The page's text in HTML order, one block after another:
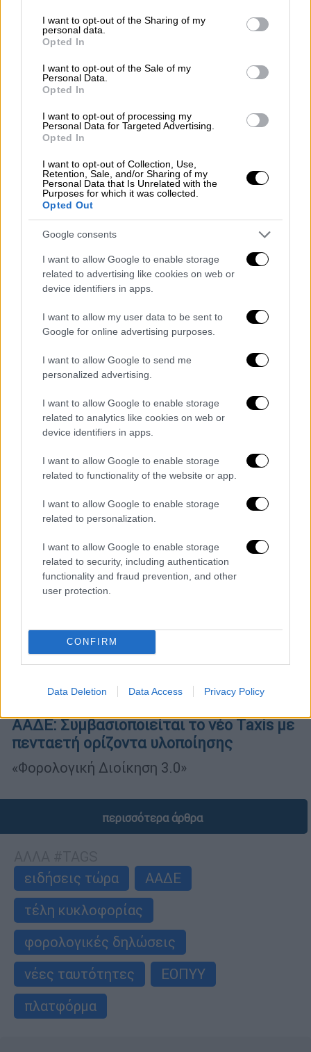
not limited to your visit or usage behaviour. You may click to
grant or deny consent to Google and its third-party tags to
use your data for below specified purposes in below Google
consent section.
I want to opt-out of the Sharing of my
personal data.
Opted In
I want to opt-out of the Sale of my
Personal Data.
Opted In
I want to opt-out of processing my
Personal Data for Targeted Advertising.
Opted In
I want to opt-out of Collection, Use,
Retention, Sale, and/or Sharing of my
Personal Data that Is Unrelated with the
Purposes for which it was collected.
Opted Out
Google consents
I want to allow Google to enable storage
related to advertising like cookies on web or
device identifiers in apps.
I want to allow my user data to be sent to
Google for online advertising purposes.
I want to allow Google to send me
personalized advertising.
I want to allow Google to enable storage
related to analytics like cookies on web or
device identifiers in apps.
I want to allow Google to enable storage
related to functionality of the website or app.
I want to allow Google to enable storage
related to personalization.
I want to allow Google to enable storage
related to security, including authentication
functionality and fraud prevention, and other
user protection.
CONFIRM
Data Deletion Data Access Privacy Policy
Myinfo.gov.gr: Άνοιξε η πλατφόρμα για
τον προσωπικό αριθμό – Πώς η αίτηση
Αναλυτικά όσα πρέπει να γνωρίζετε για τον
προσωπικό αριθμό
Φορολογικές δηλώσεις 2025: Ξεκίνησε η
υποβολή τους - Μέχρι πότε θα γίνεται
ΑΑΔΕ: Συμβασιοποιείται το νέο Τaxis με
πενταετή ορίζοντα υλοποίησης
«Φορολογική Διοίκηση 3.0»
περισσότερα άρθρα
ειδήσεις τώρα
ΑΑΔΕ
τέλη κυκλοφορίας
φορολογικές δηλώσεις
νέες ταυτότητες
ΕΟΠΥΥ
πλατφόρμα